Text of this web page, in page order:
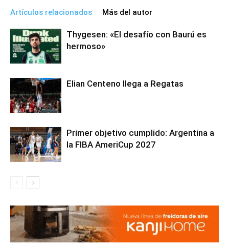
Artículos relacionados Más del autor
Thygesen: «El desafío con Baurú es
hermoso»
Elian Centeno llega a Regatas
Primer objetivo cumplido: Argentina a
la FIBA AmeriCup 2027